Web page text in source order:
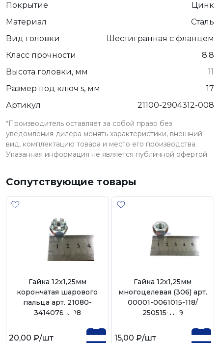
Покрытие
Цинк
Материал
Сталь
Вид головки
Шестигранная с фланцем
Класс прочности
8.8
Высота головки, мм
11
Размер под ключ s, мм
17
Артикул
21100-2904312-008
*Производитель оставляет за собой право без
уведомления дилера менять характеристики, внешний
вид, комплектацию товара и место его производства.
Указанная информация не является публичной офертой
Сопутствующие товары
Гайка 12х1,25мм
корончатая шарового
пальца арт. 21080-
3414078-008
20,00 ₽/шт
Гайка 12х1,25мм
многоцелевая (306) арт.
00001-0061015-118/
250515-п29
15,00 ₽/шт